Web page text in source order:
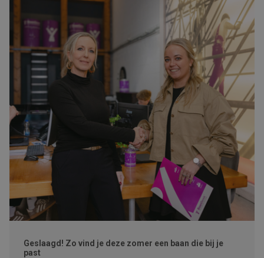
Geslaagd! Zo vind je deze zomer een baan die bij je
past